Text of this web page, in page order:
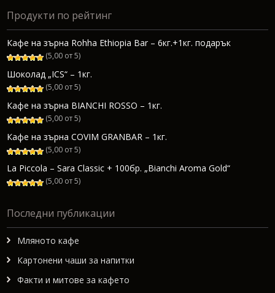
24.60€.
Продукти по рейтинг
Кафе на зърна Rohha Ethiopia Bar – 6кг.+1кг. подарък
(5,00 от 5)
Шоколад „ICS“ – 1кг.
(5,00 от 5)
Кафе на зърна BIANCHI ROSSO – 1кг.
(5,00 от 5)
Кафе на зърна COVIM GRANBAR – 1кг.
(5,00 от 5)
La Piccola – Sara Classic + 100бр. „Bianchi Aroma Gold“
(5,00 от 5)
Последни публикации
Мляното кафе
Картонени чаши за напитки
Факти и митове за кафето